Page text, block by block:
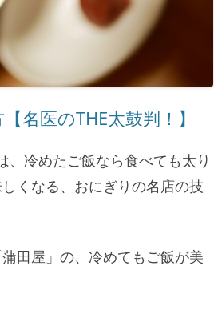
名医のTHE太鼓判！】
、冷めたご飯なら食べても太り
くなる、おにぎりの名店の技
田屋」の、冷めてもご飯が美